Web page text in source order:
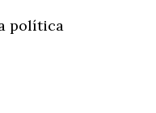
política